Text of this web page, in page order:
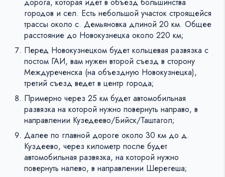
дорога, которая идет в объезд большинства
городов и сел. Есть небольшой участок строящейся
трассы около с. Демьяновка длиной 20 км. Общее
расстояние до Новокузнецка около 220 км;
Перед Новокузнецком будет кольцевая развязка с
постом ГАИ, вам нужен второй съезд в сторону
Междуреченска (на объездную Новокузнецка),
третий съезд ведет в центр города;
Примерно через 25 км будет автомобильная
развязка на которой нужно повернуть направо, в
направлении Кузедеево/Бийск/Таштагол;
Далее по главной дороге около 30 км до д.
Куздеево, через километр после будет
автомобильная развязка, на которой нужно
повернуть налево, в направлении Шерегеша;